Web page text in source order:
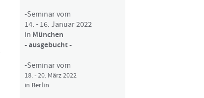
-Seminar vom
14. - 16. Januar 2022
in München
- ausgebucht -
-Seminar vom
18. - 20. März 2022
in Berlin